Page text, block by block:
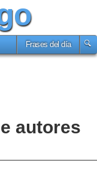
Frases del día
autores